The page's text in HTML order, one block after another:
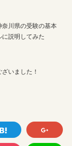
奈川県の受験の基本
説明してみた
いました！